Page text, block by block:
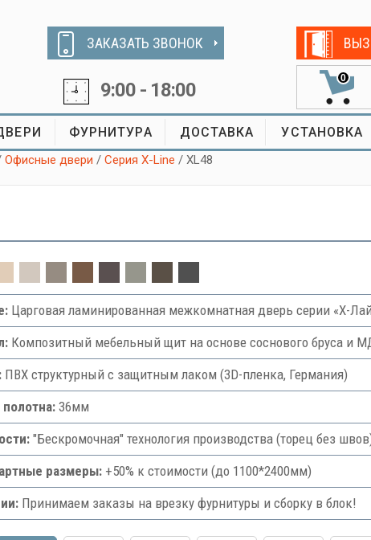
ЗАКАЗАТЬ ЗВОНОК
9:00 - 18:00
0
ФУРНИТУРА ДОСТАВКА УСТАНОВКА
Офисные двери /Серия X-Line / XL48
Царговая ламинированная межкомнатная дверь серии «Х-
Композитный мебельный щит на основе соснового бруса и
ПВХ структурный с защитным лаком (3D-пленка, Германия)
36мм
"Бескромочная" технология производства (торец без
размеры:+50% к стоимости (до 1100*2400мм)
Принимаем заказы на врезку фурнитуры и сборку в блок!